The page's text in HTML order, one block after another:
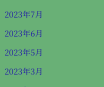
2023年7月
2023年6月
2023年5月
2023年3月